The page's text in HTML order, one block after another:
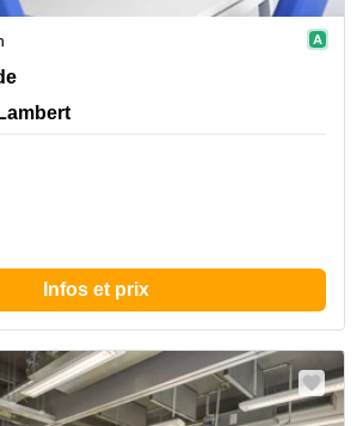
Woluwe-Saint-Lambert
Infos et prix